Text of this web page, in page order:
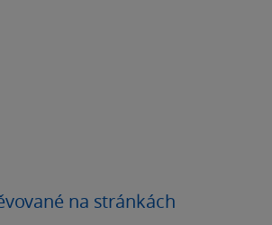
na stránkách